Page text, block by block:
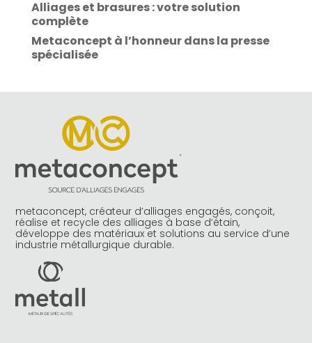
Alliages et brasures : votre solution
complète
Metaconcept à l’honneur dans la presse
spécialisée
metaconcept, créateur d’alliages engagés, conçoit,
réalise et recycle des alliages à base d’étain,
développe des matériaux et solutions au service d’une
industrie métallurgique durable.